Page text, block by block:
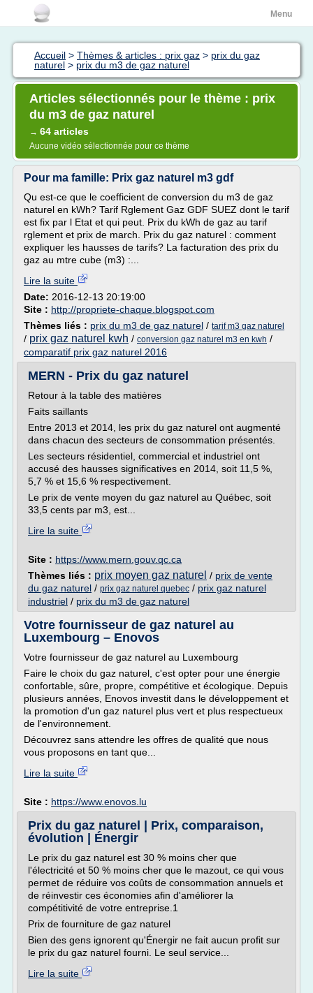
Menu
Accueil > Thèmes & articles : prix gaz > prix du gaz
naturel > prix du m3 de gaz naturel
Articles sélectionnés pour le thème : prix
du m3 de gaz naturel
→ 64 articles
Aucune vidéo sélectionnée pour ce thème
Pour ma famille: Prix gaz naturel m3 gdf
Qu est-ce que le coefficient de conversion du m3 de gaz
naturel en kWh? Tarif Rglement Gaz GDF SUEZ dont le tarif
est fix par l Etat et qui peut. Prix du kWh de gaz au tarif
rglement et prix de march. Prix du gaz naturel : comment
expliquer les hausses de tarifs? La facturation des prix du
gaz au mtre cube (m3) :...
Lire la suite
Date: 2016-12-13 20:19:00
Site : http://propriete-chaque.blogspot.com
Thèmes liés : prix du m3 de gaz naturel / tarif m3 gaz naturel
/ prix gaz naturel kwh / conversion gaz naturel m3 en kwh /
comparatif prix gaz naturel 2016
MERN - Prix du gaz naturel
Retour à la table des matières
Faits saillants
Entre 2013 et 2014, les prix du gaz naturel ont augmenté
dans chacun des secteurs de consommation présentés.
Les secteurs résidentiel, commercial et industriel ont
accusé des hausses significatives en 2014, soit 11,5 %,
5,7 % et 15,6 % respectivement.
Le prix de vente moyen du gaz naturel au Québec, soit
33,5 cents par m3, est...
Lire la suite
Site : https://www.mern.gouv.qc.ca
Thèmes liés : prix moyen gaz naturel / prix de vente
du gaz naturel / prix gaz naturel quebec / prix gaz naturel
industriel / prix du m3 de gaz naturel
Votre fournisseur de gaz naturel au
Luxembourg – Enovos
Votre fournisseur de gaz naturel au Luxembourg
Faire le choix du gaz naturel, c'est opter pour une énergie
confortable, sûre, propre, compétitive et écologique. Depuis
plusieurs années, Enovos investit dans le développement et
la promotion d'un gaz naturel plus vert et plus respectueux
de l'environnement.
Découvrez sans attendre les offres de qualité que nous
vous proposons en tant que...
Lire la suite
Site : https://www.enovos.lu
Prix du gaz naturel | Prix, comparaison,
évolution | Énergir
Le prix du gaz naturel est 30 % moins cher que
l'électricité et 50 % moins cher que le mazout, ce qui vous
permet de réduire vos coûts de consommation annuels et
de réinvestir ces économies afin d'améliorer la
compétitivité de votre entreprise.1
Prix de fourniture de gaz naturel
Bien des gens ignorent qu'Énergir ne fait aucun profit sur
le prix du gaz naturel fourni. Le seul service...
Lire la suite